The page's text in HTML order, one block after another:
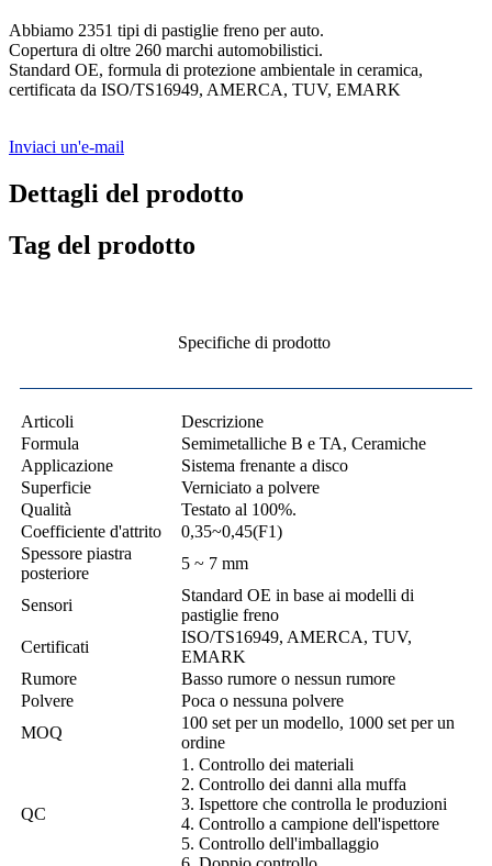
Abbiamo 2351 tipi di pastiglie freno per auto.
Copertura di oltre 260 marchi automobilistici.
Standard OE, formula di protezione ambientale in ceramica,
certificata da ISO/TS16949, AMERCA, TUV, EMARK
Inviaci un'e-mail
Dettagli del prodotto
Tag del prodotto
Specifiche di prodotto
Articoli
Descrizione
Formula
Semimetalliche B e TA, Ceramiche
Applicazione
Sistema frenante a disco
Superficie
Verniciato a polvere
Qualità
Testato al 100%.
Coefficiente d'attrito
0,35~0,45(F1)
Spessore piastra
posteriore
5 ~ 7 mm
Sensori
Standard OE in base ai modelli di
pastiglie freno
Certificati
ISO/TS16949, AMERCA, TUV,
EMARK
Rumore
Basso rumore o nessun rumore
Polvere
Poca o nessuna polvere
MOQ
100 set per un modello, 1000 set per un
ordine
QC
1. Controllo dei materiali
2. Controllo dei danni alla muffa
3. Ispettore che controlla le produzioni
4. Controllo a campione dell'ispettore
5. Controllo dell'imballaggio